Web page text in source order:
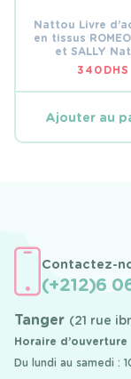
Nattou Livre
en tissus
et SALLY
340 DHS
Ajouter au
Contactez-
(+212)6
Tanger (21 rue
Horaire d’ouverture
Du lundi au samedi :